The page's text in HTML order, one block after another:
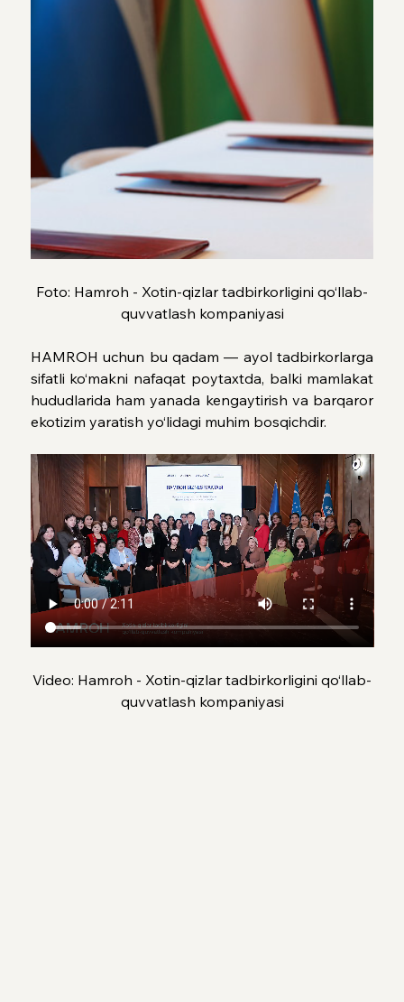
Foto: Hamroh - Xotin-qizlar tadbirkorligini qo‘llab-
quvvatlash kompaniyasi
HAMROH uchun bu qadam — ayol tadbirkorlarga
sifatli ko‘makni nafaqat poytaxtda, balki mamlakat
hududlarida ham yanada kengaytirish va barqaror
ekotizim yaratish yo‘lidagi muhim bosqichdir.
Video: Hamroh - Xotin-qizlar tadbirkorligini qo‘llab-
quvvatlash kompaniyasi